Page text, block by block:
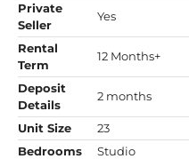
Private
Seller
Yes
Rental
Term
12 Months+
Deposit
Details
2 months
Unit Size
23
Bedrooms
Studio